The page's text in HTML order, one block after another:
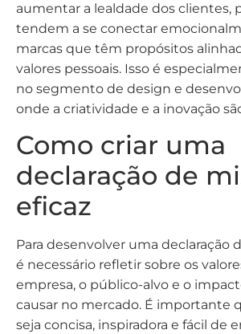
aumentar a lealdade dos clientes,
tendem a se conectar
marcas que têm propósitos
valores pessoais. Isso é
no segmento de design e
onde a criatividade e a inovação
Como criar uma
declaração de
eficaz
Para desenvolver uma declaração
é necessário refletir sobre os
empresa, o público-alvo e o
causar no mercado. É importante
seja concisa, inspiradora e fácil de